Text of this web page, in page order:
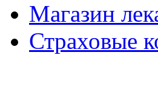
Магазин
Страховые